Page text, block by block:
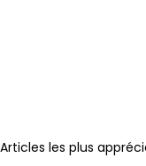
Articles les plus